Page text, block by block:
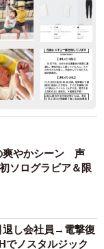
爽やかシーン 声
ソログラビア＆限
し会社員→電撃復
ノスタルジック